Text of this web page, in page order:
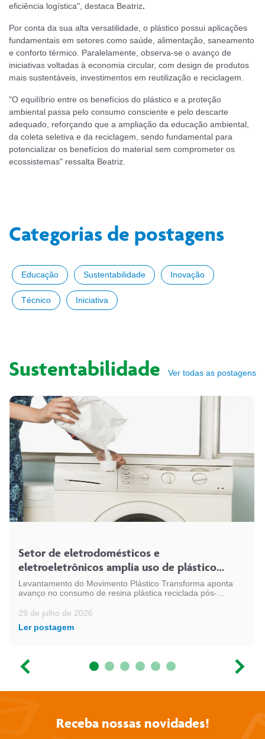
eficiência logística", destaca Beatriz.
Por conta da sua alta versatilidade, o plástico possui aplicações
fundamentais em setores como saúde, alimentação, saneamento
e conforto térmico. Paralelamente, observa-se o avanço de
iniciativas voltadas à economia circular, com design de produtos
mais sustentáveis, investimentos em reutilização e reciclagem.
"O equilíbrio entre os benefícios do plástico e a proteção
ambiental passa pelo consumo consciente e pelo descarte
adequado, reforçando que a ampliação da educação ambiental,
da coleta seletiva e da reciclagem, sendo fundamental para
potencializar os benefícios do material sem comprometer os
ecossistemas" ressalta Beatriz.
Categorias de postagens
Educação Sustentabilidade Inovação
Técnico Iniciativa
Sustentabilidade Ver todas as postagens
Setor de eletrodomésticos e
eletroeletrônicos amplia uso de plástico
reciclado e chega a 54 mil toneladas
Levantamento do Movimento Plástico Transforma aponta
avanço no consumo de resina plástica reciclada pós-
indústria eletroeletrônica no país
29 de julho de 2026
Ler postagem
Receba nossas novidades!